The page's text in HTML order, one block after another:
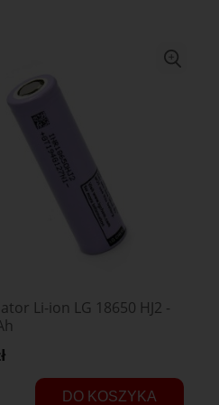
Li-ion LG 18650 HJ2 -
DO KOSZYKA